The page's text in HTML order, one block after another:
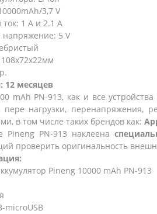
3,7 V
1 А и 2.1 А
5 V
12 месяцев
mAh PN-913, как и все
пере нагрузки, перенапряжения,
в том числе таких брендов как:
Pineng PN-913 наклеена
проверить оригинальность
Pineng 10000 mAh PN-913
microUSB